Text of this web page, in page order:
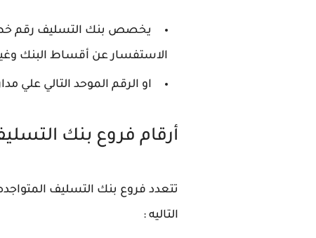
يخصص بنك التسليف رقم خط
الاستفسار عن أقساط البنك
او الرقم الموحد التالي علي مدار ال 24
أرقام فروع بنك
تتعدد فروع بنك التسليف
التاليه :